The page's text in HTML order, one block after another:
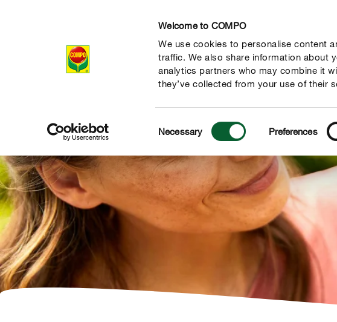
Welcome to COMPO
We use cookies to personalise content
traffic. We also share information about
analytics partners who may combine it
they’ve collected from your use of their
Selection
Necessary Preferences
Produkty Rady a tipy